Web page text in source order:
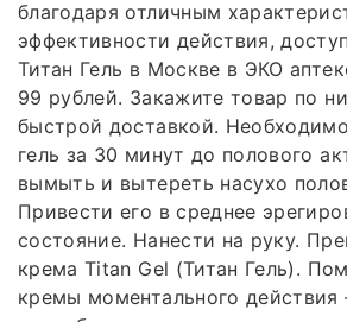
благодаря отличным
эффективности действия,
Титан Гель в Москве в ЭКО
99 рублей. Закажите товар по
быстрой доставкой.
гель за 30 минут до полового
вымыть и вытереть насухо
Привести его в среднее
состояние. Нанести на руку.
крема Titan Gel (Титан Гель).
кремы моментального действия